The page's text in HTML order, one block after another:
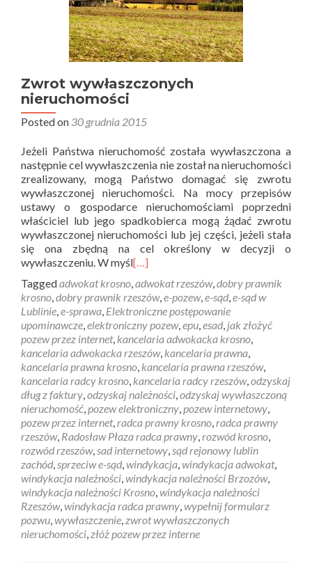
Zwrot wywłaszczonych
nieruchomości
Posted on 30 grudnia 2015
Jeżeli Państwa nieruchomość została wywłaszczona a
następnie cel wywłaszczenia nie został na nieruchomości
zrealizowany, mogą Państwo domagać się zwrotu
wywłaszczonej nieruchomości. Na mocy przepisów
ustawy o gospodarce nieruchomościami poprzedni
właściciel lub jego spadkobierca mogą żądać zwrotu
wywłaszczonej nieruchomości lub jej części, jeżeli stała
się ona zbędną na cel określony w decyzji o
wywłaszczeniu. W myśl[…]
Taggedadwokat krosno,adwokat rzeszów,dobry prawnik
krosno,dobry prawnik rzeszów,e-pozew,e-sąd,e-sąd w
Lublinie,e-sprawa, Elektroniczne postępowanie
upominawcze,elektroniczny pozew,epu,esad, jak złożyć
pozew przez internet, kancelaria adwokacka krosno,
kancelaria adwokacka rzeszów, kancelaria prawna,
kancelaria prawna krosno, kancelaria prawna rzeszów,
kancelaria radcy krosno, kancelaria radcy rzeszów,odzyskaj
dług z faktury,odzyskaj należności,odzyskaj wywłaszczoną
nieruchomość,pozew elektroniczny,pozew internetowy,
pozew przez internet,radca prawny krosno,radca prawny
rzeszów, Radosław Płaza radca prawny,rozwód krosno,
rozwód rzeszów,sad internetowy,sąd rejonowy lublin
zachód,sprzeciw e-sąd,windykacja,windykacja adwokat,
windykacja należności,windykacja należności Brzozów,
windykacja należności Krosno,windykacja należności
Rzeszów,windykacja radca prawny,wypełnij formularz
pozwu,wywłaszczenie,zwrot wywłaszczonych
nieruchomości,złóż pozew przez interne